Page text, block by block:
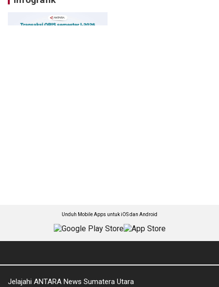
Unduh Mobile Apps untuk iOS dan Android
Jelajahi ANTARA News Sumatera Utara